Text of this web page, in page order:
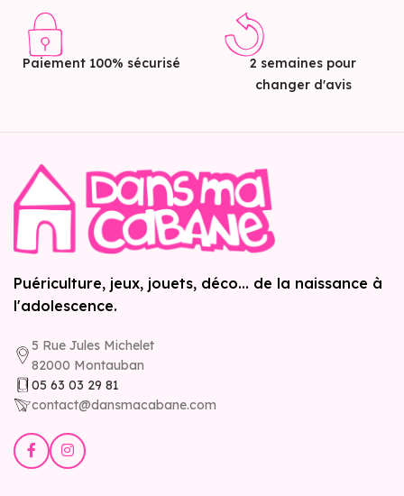
Paiement 100% sécurisé
2 semaines pour
changer d'avis
Puériculture, jeux, jouets, déco... de la naissance à
l'adolescence.
5 Rue Jules Michelet
82000 Montauban
05 63 03 29 81
contact@dansmacabane.com